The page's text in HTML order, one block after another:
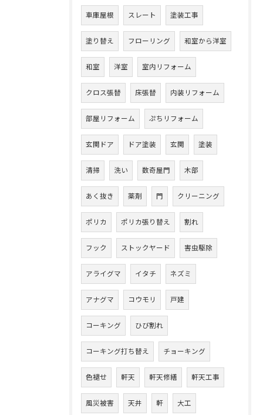
車庫屋根 スレート 塗装工事
塗り替え フローリング 和室から洋室
和室 洋室 室内リフォーム
クロス張替 床張替 内装リフォーム
部屋リフォーム ぷちリフォーム
玄関ドア ドア塗装 玄関 塗装
清掃 洗い 数奇屋門 木部
あく抜き 薬剤 門 クリーニング
ポリカ ポリカ張り替え 割れ
フック ストックヤード 害虫駆除
アライグマ イタチ ネズミ
アナグマ コウモリ 戸建
コーキング ひび割れ
コーキング打ち替え チョーキング
色褪せ 軒天 軒天修繕 軒天工事
風災被害 天井 軒 大工